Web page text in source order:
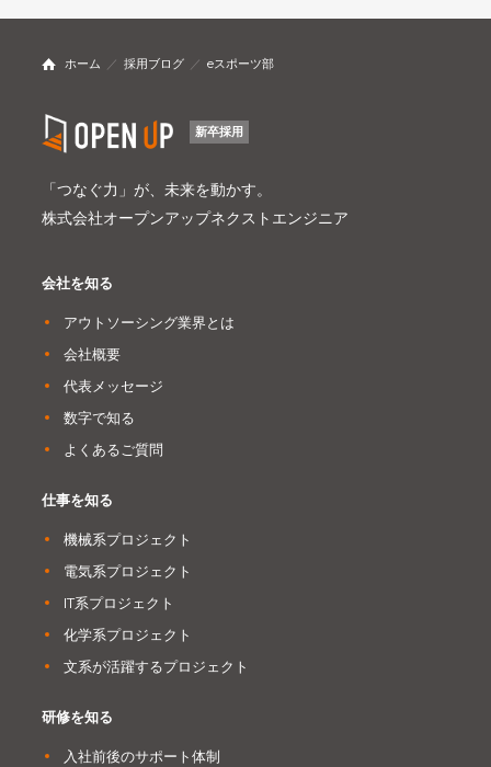
ホーム 採用ブログ eスポーツ部
会社を知る
アウトソーシング業界とは
会社概要
代表メッセージ
数字で知る
よくあるご質問
仕事を知る
機械系プロジェクト
電気系プロジェクト
IT系プロジェクト
化学系プロジェクト
文系が活躍するプロジェクト
研修を知る
入社前後のサポート体制
新卒採用
「つなぐ力」が、未来を動かす。
株式会社オープンアップネクストエンジニア